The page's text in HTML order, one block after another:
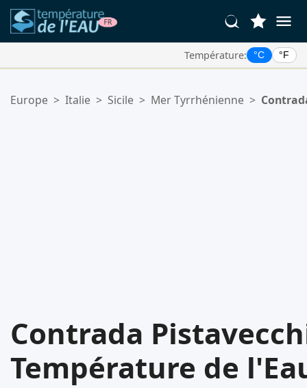
Température: °C °F
Votre liste de favoris est vide.
Europe > Italie > Sicile > Mer Tyrrhénienne >
Contrada
Température de